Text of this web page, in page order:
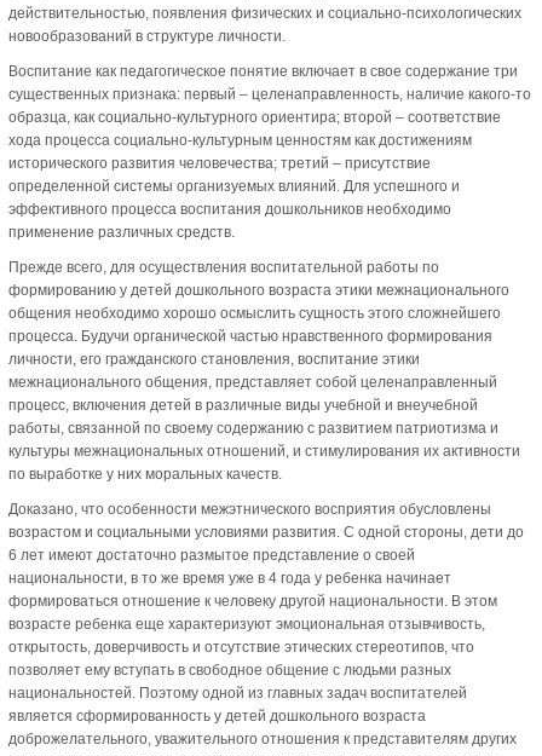
действительностью, появления физических и социально-психологических
новообразований в структуре личности.
Воспитание как педагогическое понятие включает в свое содержание три
существенных признака: первый – целенаправленность, наличие какого-то
образца, как социально-культурного ориентира; второй – соответствие
хода процесса социально-культурным ценностям как достижениям
исторического развития человечества; третий – присутствие
определенной системы организуемых влияний. Для успешного и
эффективного процесса воспитания дошкольников необходимо
применение различных средств.
Прежде всего, для осуществления воспитательной работы по
формированию у детей дошкольного возраста этики межнационального
общения необходимо хорошо осмыслить сущность этого сложнейшего
процесса. Будучи органической частью нравственного формирования
личности, его гражданского становления, воспитание этики
межнационального общения, представляет собой целенаправленный
процесс, включения детей в различные виды учебной и внеучебной
работы, связанной по своему содержанию с развитием патриотизма и
культуры межнациональных отношений, и стимулирования их активности
по выработке у них моральных качеств.
Доказано, что особенности межэтнического восприятия обусловлены
возрастом и социальными условиями развития. С одной стороны, дети до
6 лет имеют достаточно размытое представление о своей
национальности, в то же время уже в 4 года у ребенка начинает
формироваться отношение к человеку другой национальности. В этом
возрасте ребенка еще характеризуют эмоциональная отзывчивость,
открытость, доверчивость и отсутствие этических стереотипов, что
позволяет ему вступать в свободное общение с людьми разных
национальностей. Поэтому одной из главных задач воспитателей
является сформированность у детей дошкольного возраста
доброжелательного, уважительного отношения к представителям других